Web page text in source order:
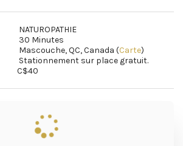
NATUROPATHIE
30 Minutes
Mascouche, QC, Canada (Carte)
Stationnement sur place gratuit.
C$40